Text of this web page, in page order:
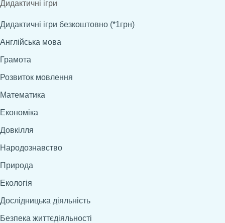
Дидактичні ігри
Дидактичні ігри безкоштовно (*1грн)
Англійська мова
Грамота
Розвиток мовлення
Математика
Економіка
Довкілля
Народознавство
Природа
Екологія
Дослідницька діяльність
Безпека життєдіяльності